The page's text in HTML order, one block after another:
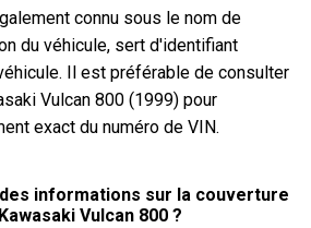
connu sous le nom de
du véhicule, sert d'identifiant
Il est préférable de consulter
Vulcan 800 (1999) pour
exact du numéro de VIN.
informations sur la couverture
Vulcan 800 ?